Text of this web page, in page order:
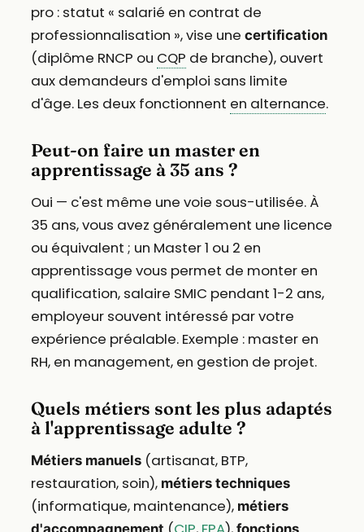
pro : statut « salarié en contrat de
professionnalisation », vise une certification
(diplôme RNCP ou CQP de branche), ouvert
aux demandeurs d'emploi sans limite
d'âge. Les deux fonctionnent en alternance.
Peut-on faire un master en
apprentissage à 35 ans ?
Oui — c'est même une voie sous-utilisée. À
35 ans, vous avez généralement une licence
ou équivalent ; un Master 1 ou 2 en
apprentissage vous permet de monter en
qualification, salaire SMIC pendant 1-2 ans,
employeur souvent intéressé par votre
expérience préalable. Exemple : master en
RH, en management, en gestion de projet.
Quels métiers sont les plus adaptés
à l'apprentissage adulte ?
Métiers manuels(artisanat, BTP,
restauration, soin), métiers techniques
(informatique, maintenance), métiers
d'accompagnement
fonctions